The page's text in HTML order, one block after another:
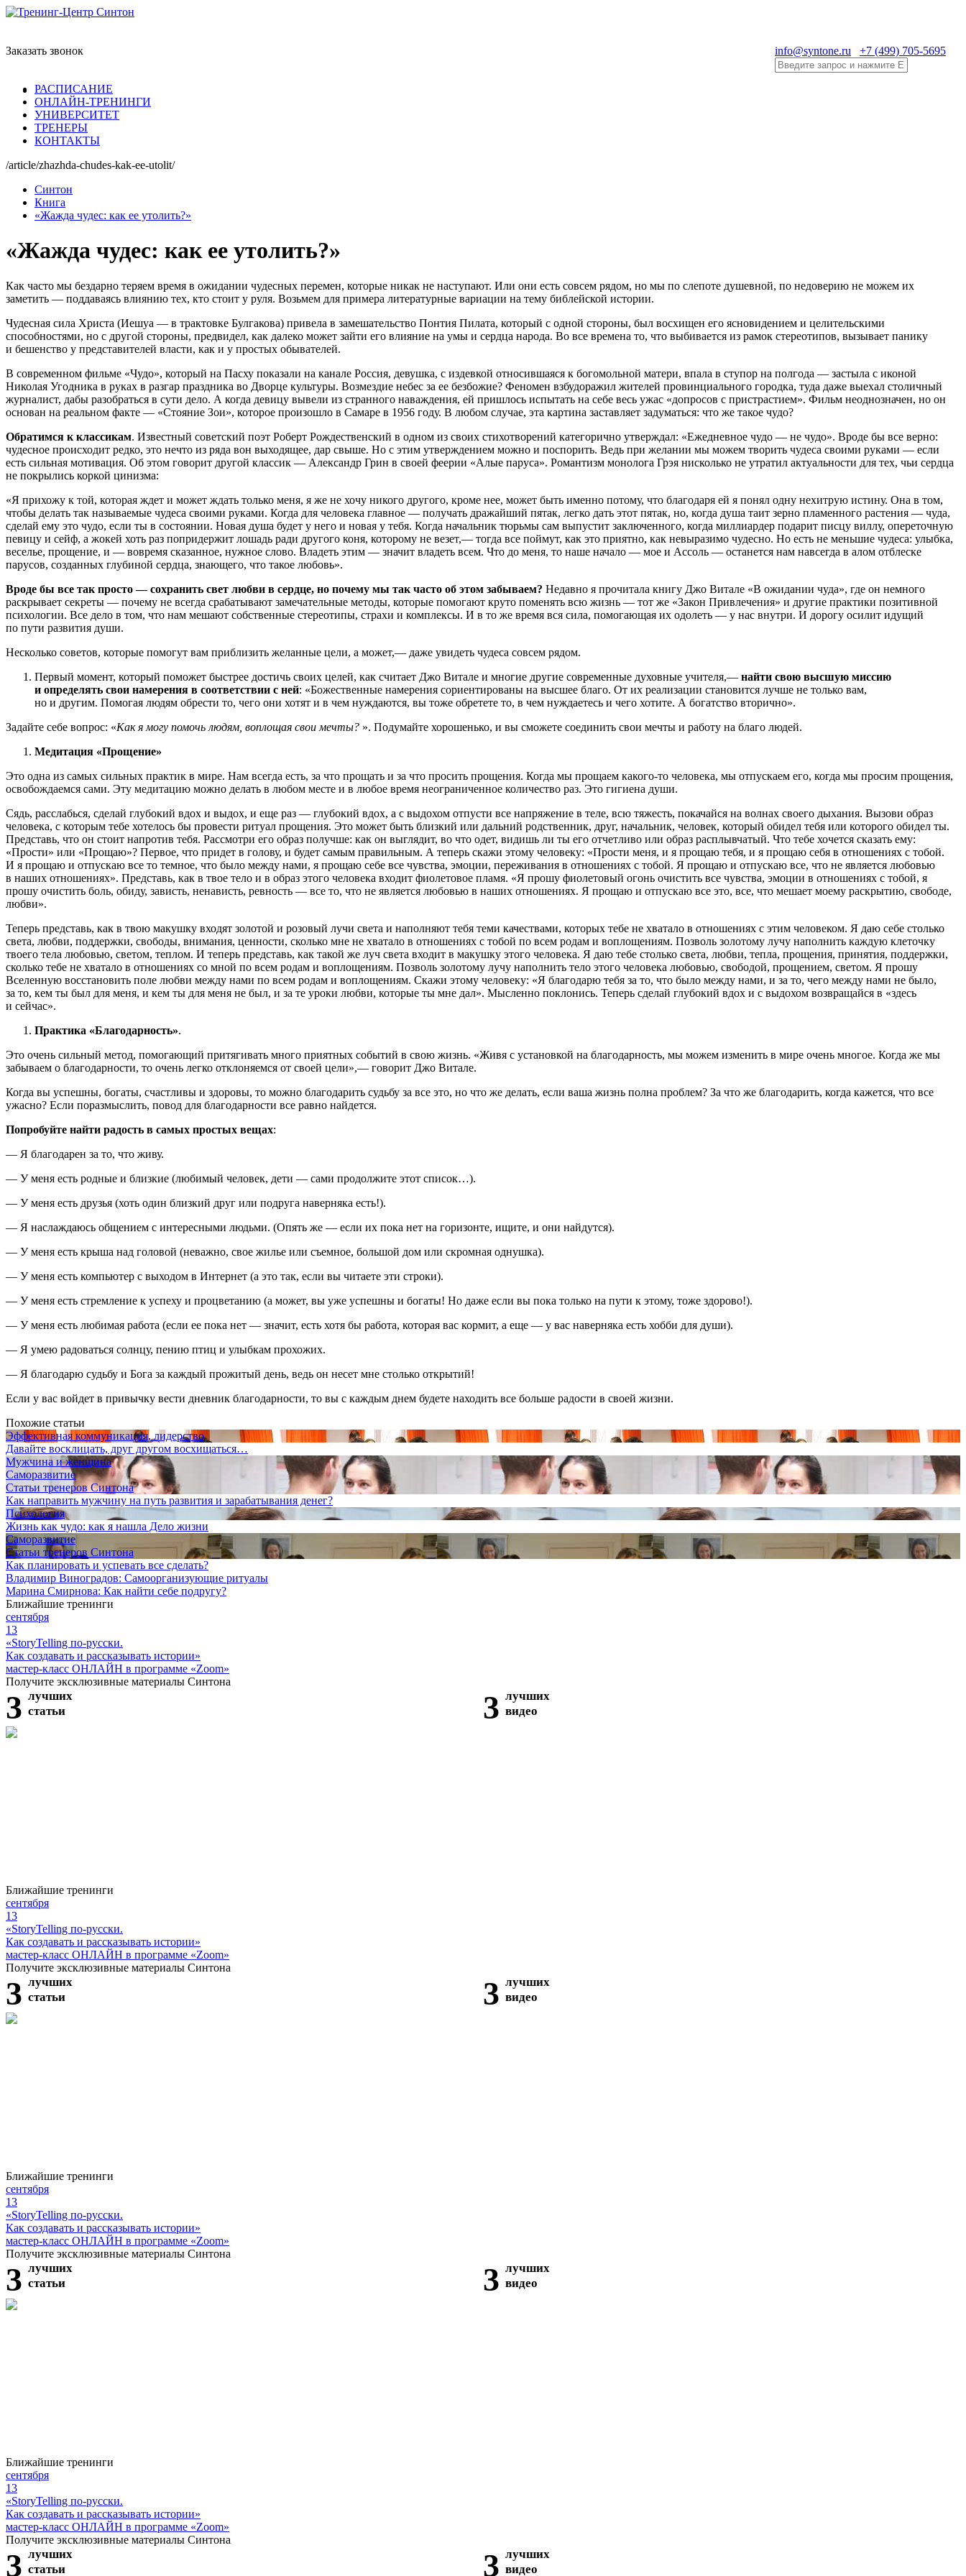
info@syntone.ru +7 (499) 705-5695
Заказать звонок
РАСПИСАНИЕ
ОНЛАЙН-ТРЕНИНГИ
УНИВЕРСИТЕТ
ТРЕНЕРЫ
КОНТАКТЫ
/article/zhazhda-chudes-kak-ee-utolit/
Синтон
Книга
«Жажда чудес: как ее утолить?»
«Жажда чудес: как ее утолить?»
Как часто мы бездарно теряем время в ожидании чудесных перемен, которые никак не наступают. Или они есть совсем рядом, но мы по слепоте душевной, по недоверию не можем их
заметить — поддаваясь влиянию тех, кто стоит у руля. Возьмем для примера литературные вариации на тему библейской истории.
Чудесная сила Христа (Иешуа — в трактовке Булгакова) привела в замешательство Понтия Пилата, который с одной стороны, был восхищен его ясновидением и целительскими
способностями, но с другой стороны, предвидел, как далеко может зайти его влияние на умы и сердца народа. Во все времена то, что выбивается из рамок стереотипов, вызывает панику
и бешенство у представителей власти, как и у простых обывателей.
В современном фильме «Чудо», который на Пасху показали на канале Россия, девушка, с издевкой относившаяся к богомольной матери, впала в ступор на полгода — застыла с иконой
Николая Угодника в руках в разгар праздника во Дворце культуры. Возмездие небес за ее безбожие? Феномен взбудоражил жителей провинциального городка, туда даже выехал столичный
журналист, дабы разобраться в сути дело. А когда девицу вывели из странного наваждения, ей пришлось испытать на себе весь ужас «допросов с пристрастием». Фильм неоднозначен, но он
основан на реальном факте — «Стояние Зои», которое произошло в Самаре в 1956 году. В любом случае, эта картина заставляет задуматься: что же такое чудо?
Обратимся к классикам. Известный советский поэт Роберт Рождественский в одном из своих стихотворений категорично утверждал: «Ежедневное чудо — не чудо». Вроде бы все верно:
чудесное происходит редко, это нечто из ряда вон выходящее, дар свыше. Но с этим утверждением можно и поспорить. Ведь при желании мы можем творить чудеса своими руками — если
есть сильная мотивация. Об этом говорит другой классик — Александр Грин в своей феерии «Алые паруса». Романтизм монолога Грэя нисколько не утратил актуальности для тех, чьи сердца
не покрылись коркой цинизма:
«Я прихожу к той, которая ждет и может ждать только меня, я же не хочу никого другого, кроме нее, может быть именно потому, что благодаря ей я понял одну нехитрую истину. Она в том,
чтобы делать так называемые чудеса своими руками. Когда для человека главное — получать дражайший пятак, легко дать этот пятак, но, когда душа таит зерно пламенного растения — чуда,
сделай ему это чудо, если ты в состоянии. Новая душа будет у него и новая у тебя. Когда начальник тюрьмы сам выпустит заключенного, когда миллиардер подарит писцу виллу, опереточную
певицу и сейф, а жокей хоть раз попридержит лошадь ради другого коня, которому не везет,— тогда все поймут, как это приятно, как невыразимо чудесно. Но есть не меньшие чудеса: улыбка,
веселье, прощение, и — вовремя сказанное, нужное слово. Владеть этим — значит владеть всем. Что до меня, то наше начало — мое и Ассоль — останется нам навсегда в алом отблеске
парусов, созданных глубиной сердца, знающего, что такое любовь».
Вроде бы все так просто — сохранить свет любви в сердце, но почему мы так часто об этом забываем? Недавно я прочитала книгу Джо Витале «В ожидании чуда», где он немного
раскрывает секреты — почему не всегда срабатывают замечательные методы, которые помогают круто поменять всю жизнь — тот же «Закон Привлечения» и другие практики позитивной
психологии. Все дело в том, что нам мешают собственные стереотипы, страхи и комплексы. И в то же время вся сила, помогающая их одолеть — у нас внутри. И дорогу осилит идущий
по пути развития души.
Несколько советов, которые помогут вам приблизить желанные цели, а может,— даже увидеть чудеса совсем рядом.
Первый момент, который поможет быстрее достичь своих целей, как считает Джо Витале и многие другие современные духовные учителя,— найти свою высшую миссию
и определять свои намерения в соответствии с ней: «Божественные намерения сориентированы на высшее благо. От их реализации становится лучше не только вам,
но и другим. Помогая людям обрести то, чего они хотят и в чем нуждаются, вы тоже обретете то, в чем нуждаетесь и чего хотите. А богатство вторично».
Задайте себе вопрос: «Как я могу помочь людям, воплощая свои мечты? ». Подумайте хорошенько, и вы сможете соединить свои мечты и работу на благо людей.
Медитация «Прощение»
Это одна из самых сильных практик в мире. Нам всегда есть, за что прощать и за что просить прощения. Когда мы прощаем какого-то человека, мы отпускаем его, когда мы просим прощения,
освобождаемся сами. Эту медитацию можно делать в любом месте и в любое время неограниченное количество раз. Это гигиена души.
Сядь, расслабься, сделай глубокий вдох и выдох, и еще раз — глубокий вдох, а с выдохом отпусти все напряжение в теле, всю тяжесть, покачайся на волнах своего дыхания. Вызови образ
человека, с которым тебе хотелось бы провести ритуал прощения. Это может быть близкий или дальний родственник, друг, начальник, человек, который обидел тебя или которого обидел ты.
Представь, что он стоит напротив тебя. Рассмотри его образ получше: как он выглядит, во что одет, видишь ли ты его отчетливо или образ расплывчатый. Что тебе хочется сказать ему:
«Прости» или «Прощаю»? Первое, что придет в голову, и будет самым правильным. А теперь скажи этому человеку: «Прости меня, и я прощаю тебя, и я прощаю себя в отношениях с тобой.
И я прощаю и отпускаю все то темное, что было между нами, я прощаю себе все чувства, эмоции, переживания в отношениях с тобой. Я прощаю и отпускаю все, что не является любовью
в наших отношениях». Представь, как в твое тело и в образ этого человека входит фиолетовое пламя. «Я прошу фиолетовый огонь очистить все чувства, эмоции в отношениях с тобой, я
прошу очистить боль, обиду, зависть, ненависть, ревность — все то, что не является любовью в наших отношениях. Я прощаю и отпускаю все это, все, что мешает моему раскрытию, свободе,
любви».
Теперь представь, как в твою макушку входят золотой и розовый лучи света и наполняют тебя теми качествами, которых тебе не хватало в отношениях с этим человеком. Я даю себе столько
света, любви, поддержки, свободы, внимания, ценности, сколько мне не хватало в отношениях с тобой по всем родам и воплощениям. Позволь золотому лучу наполнить каждую клеточку
твоего тела любовью, светом, теплом. И теперь представь, как такой же луч света входит в макушку этого человека. Я даю тебе столько света, любви, тепла, прощения, принятия, поддержки,
сколько тебе не хватало в отношениях со мной по всем родам и воплощениям. Позволь золотому лучу наполнить тело этого человека любовью, свободой, прощением, светом. Я прошу
Вселенную восстановить поле любви между нами по всем родам и воплощениям. Скажи этому человеку: «Я благодарю тебя за то, что было между нами, и за то, чего между нами не было,
за то, кем ты был для меня, и кем ты для меня не был, и за те уроки любви, которые ты мне дал». Мысленно поклонись. Теперь сделай глубокий вдох и с выдохом возвращайся в «здесь
и сейчас».
Практика «Благодарность».
Это очень сильный метод, помогающий притягивать много приятных событий в свою жизнь. «Живя с установкой на благодарность, мы можем изменить в мире очень многое. Когда же мы
забываем о благодарности, то очень легко отклоняемся от своей цели»,— говорит Джо Витале.
Когда вы успешны, богаты, счастливы и здоровы, то можно благодарить судьбу за все это, но что же делать, если ваша жизнь полна проблем? За что же благодарить, когда кажется, что все
ужасно? Если поразмыслить, повод для благодарности все равно найдется.
Попробуйте найти радость в самых простых вещах:
— Я благодарен за то, что живу.
— У меня есть родные и близкие (любимый человек, дети — сами продолжите этот список…).
— У меня есть друзья (хоть один близкий друг или подруга наверняка есть!).
— Я наслаждаюсь общением с интересными людьми. (Опять же — если их пока нет на горизонте, ищите, и они найдутся).
— У меня есть крыша над головой (неважно, свое жилье или съемное, большой дом или скромная однушка).
— У меня есть компьютер с выходом в Интернет (а это так, если вы читаете эти строки).
— У меня есть стремление к успеху и процветанию (а может, вы уже успешны и богаты! Но даже если вы пока только на пути к этому, тоже здорово!).
— У меня есть любимая работа (если ее пока нет — значит, есть хотя бы работа, которая вас кормит, а еще — у вас наверняка есть хобби для души).
— Я умею радоваться солнцу, пению птиц и улыбкам прохожих.
— Я благодарю судьбу и Бога за каждый прожитый день, ведь он несет мне столько открытий!
Если у вас войдет в привычку вести дневник благодарности, то вы с каждым днем будете находить все больше радости в своей жизни.
Похожие статьи
Эффективная коммуникация, лидерство
Давайте восклицать, друг другом восхищаться…
Мужчина и женщина
Саморазвитие
Статьи тренеров Синтона
Как направить мужчину на путь развития и зарабатывания денег?
Психология
Жизнь как чудо: как я нашла Дело жизни
Саморазвитие
Статьи тренеров Синтона
Как планировать и успевать все сделать?
Владимир Виноградов: Cамоорганизующие ритуалы
Марина Смирнова: Как найти себе подругу?
Ближайшие тренинги
сентября
13
«StoryTelling по-русски.
Как создавать и рассказывать истории»
мастер-класс ОНЛАЙН в программе «Zoom»
Получите эксклюзивные материалы Синтона
3 лучших
статьи
3 лучших
видео
Ближайшие тренинги
сентября
13
«StoryTelling по-русски.
Как создавать и рассказывать истории»
мастер-класс ОНЛАЙН в программе «Zoom»
Получите эксклюзивные материалы Синтона
3 лучших
статьи
3 лучших
видео
Ближайшие тренинги
сентября
13
«StoryTelling по-русски.
Как создавать и рассказывать истории»
мастер-класс ОНЛАЙН в программе «Zoom»
Получите эксклюзивные материалы Синтона
3 лучших
статьи
3 лучших
видео
Ближайшие тренинги
сентября
13
«StoryTelling по-русски.
Как создавать и рассказывать истории»
мастер-класс ОНЛАЙН в программе «Zoom»
Получите эксклюзивные материалы Синтона
3 лучших
статьи
3 лучших
видео